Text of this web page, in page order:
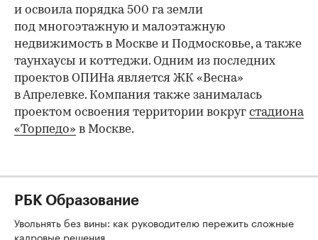
и освоила порядка 500 га земли
под многоэтажную и малоэтажную
недвижимость в Москве и Подмосковье, а также
таунхаусы и коттеджи. Одним из последних
проектов ОПИНа является ЖК «Весна»
в Апрелевке. Компания также занималась
проектом освоения территории вокруг стадиона
«Торпедо» в Москве.
РБК Образование
Увольнять без вины: как руководителю пережить сложные
кадровые решения